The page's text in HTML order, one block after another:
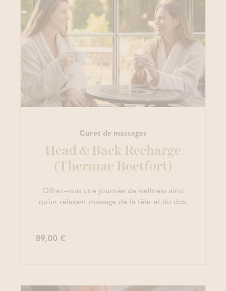
Cures de massages
Head & Back Recharge
(Thermae Boetfort)
Offrez-vous une journée de wellness ainsi
qu’un relaxant massage de la tête et du dos.
89,00 €